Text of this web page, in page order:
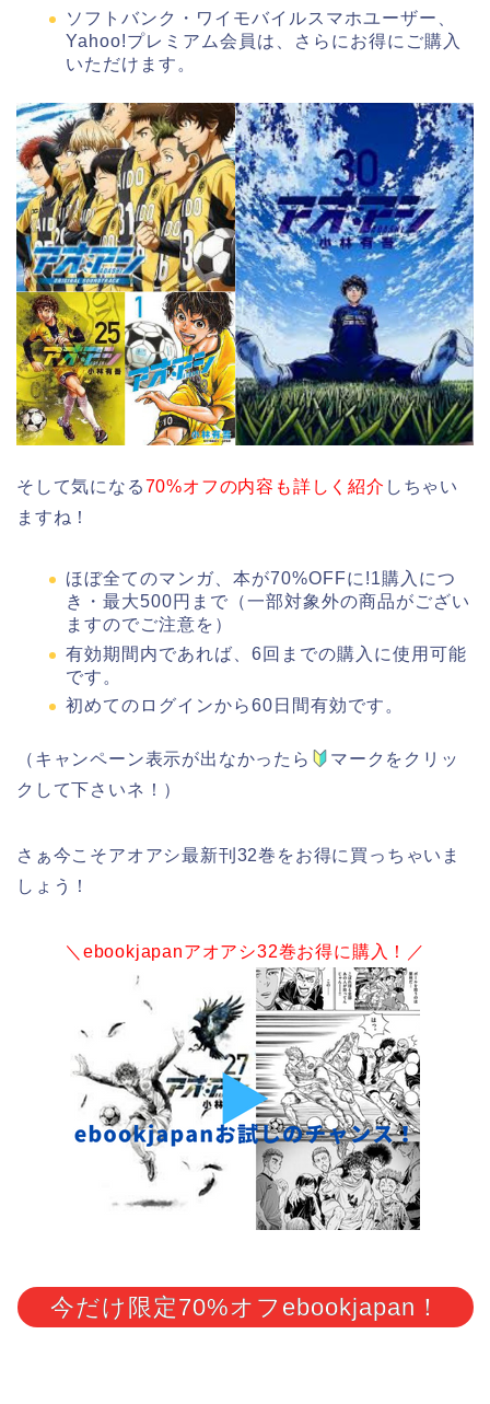
ソフトバンク・ワイモバイルスマホユーザー、
Yahoo!プレミアム会員は、さらにお得にご購入
いただけます。
そして気になる70%オフの内容も詳しく紹介 しちゃい
ますね！
ほぼ全てのマンガ、本が70%OFFに!1購入につ
き・最大500円まで（一部対象外の商品がござい
ますのでご注意を）
有効期間内であれば、6回までの購入に使用可能
です。
初めてのログインから60日間有効です。
（キャンペーン表示が出なかったら
マークをクリッ
クして下さいネ！）
さぁ今こそアオアシ最新刊32巻をお得に買っちゃいま
しょう！
＼ebookjapanアオアシ32巻お得に購入 ！／
今だけ限定70%オフebookjapan！